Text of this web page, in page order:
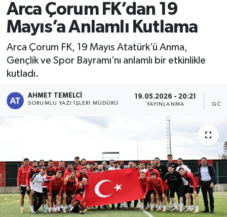
Arca Çorum FK’dan 19
Mayıs’a Anlamlı Kutlama
Arca Çorum FK, 19 Mayıs Atatürk’ü Anma,
Gençlik ve Spor Bayramı’nı anlamlı bir etkinlikle
kutladı.
AHMET TEMELCI
SORUMLU YAZI İŞLERI MÜDÜRÜ
19.05.2026 - 20:21
YAYINLANMA
Tüm Manşetler
Son Dakika Haberleri
Haber Arşivi